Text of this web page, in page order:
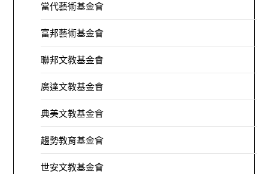
當代藝術基金會
富邦藝術基金會
聯邦文教基金會
廣達文教基金會
典美文教基金會
趨勢教育基金會
世安文教基金會